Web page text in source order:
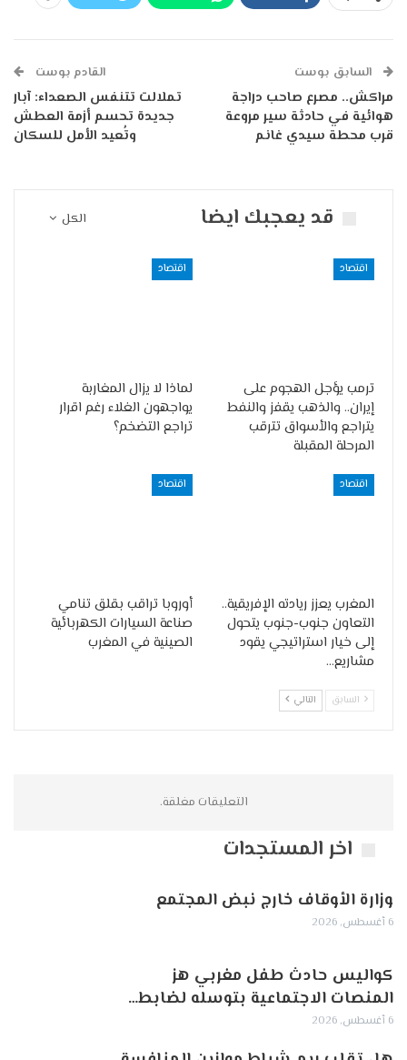
السابق بوست
مراكش.. مصرع صاحب دراجة
هوائية في حادثة سير مروعة
قرب محطة سيدي غانم
القادم بوست
تملالت تتنفس الصعداء: آبار
جديدة تحسم أزمة العطش
وتُعيد الأمل للسكان
الكل قد يعجبك ايضا
اقتصاد
ترمب يؤجل الهجوم على
إيران.. والذهب يقفز والنفط
يتراجع والأسواق تترقب
المرحلة المقبلة
اقتصاد
لماذا لا يزال المغاربة
يواجهون الغلاء رغم اقرار
تراجع التضخم؟
اقتصاد
المغرب يعزز ريادته الإفريقية..
التعاون جنوب-جنوب يتحول
إلى خيار استراتيجي يقود
مشاريع…
اقتصاد
أوروبا تراقب بقلق تنامي
صناعة السيارات الكهربائية
الصينية في المغرب
السابق التالي
التعليقات مغلقة.
اخر المستجدات
وزارة الأوقاف خارج نبض المجتمع
6 أغسطس, 2026
كواليس حادث طفل مغربي هز
المنصات الاجتماعية بتوسله لضابط…
6 أغسطس, 2026